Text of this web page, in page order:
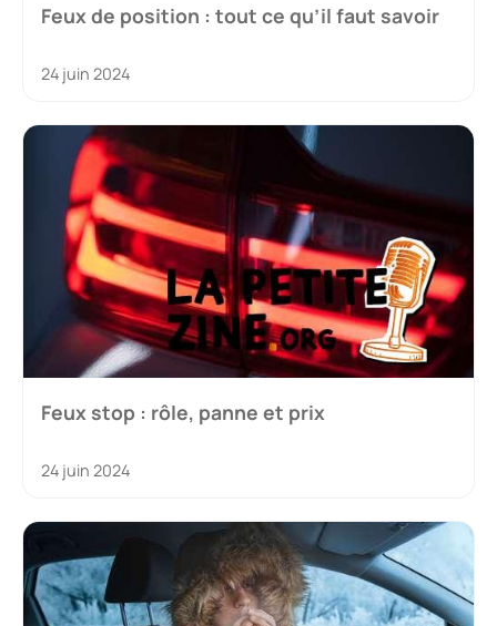
Feux de position : tout ce qu’il faut savoir
24 juin 2024
Feux stop : rôle, panne et prix
24 juin 2024